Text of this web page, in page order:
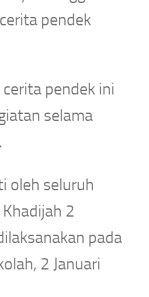
pendek
pendek ini
selama
oleh seluruh
2
pada
2 Januari